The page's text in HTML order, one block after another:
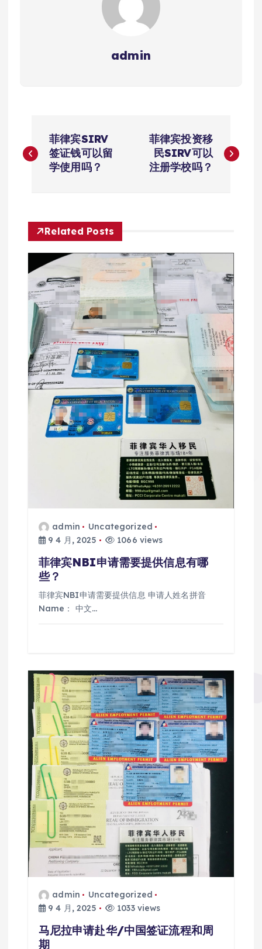
admin
章
航
菲律宾SIRV
签证钱可以留
学使用吗？
菲律宾投资移
民SIRV可以
注册学校吗？
Related Posts
admin
Uncategorized
9 4 月, 2025
1066 views
菲律宾NBI申请需要提供信息有哪
些？
菲律宾NBI申请需要提供信息 申请人姓名拼音
Name： 中文…
admin
Uncategorized
9 4 月, 2025
1033 views
马尼拉申请赴华/中国签证流程和周
期